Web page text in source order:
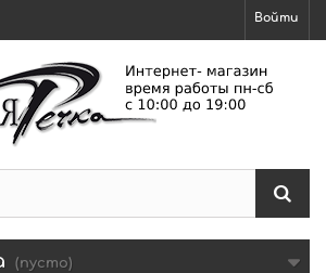
Войти
(пусто)